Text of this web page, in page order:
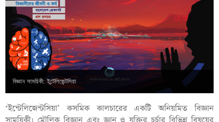
বিজ্ঞান সাময়িকী: ইন্টেলিজেন্টসিয়া
‘ইন্টেলিজেন্টসিয়া’ কসমিক কালচারের একটি অনিয়মিত বিজ্ঞান